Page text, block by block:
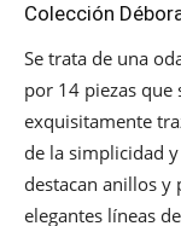
Colección
Se trata de una
por 14 piezas que
exquisitamente
de la simplicidad
destacan anillos y
elegantes líneas